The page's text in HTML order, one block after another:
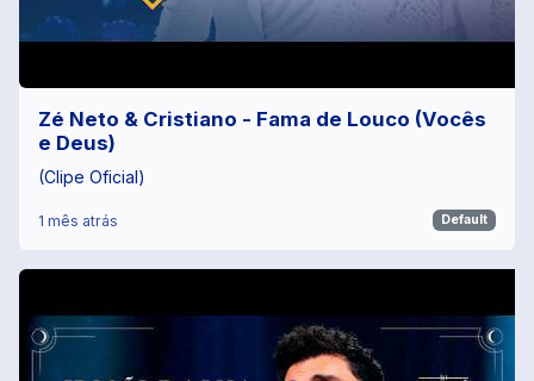
Zé Neto & Cristiano - Fama de Louco (Vocês
e Deus)
(Clipe Oficial)
1 mês atrás Default